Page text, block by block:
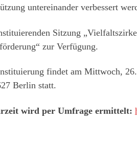
untereinander verbessert
Sitzung
zur Verfügung.
findet am Mittwoch,
Berlin statt.
wird per Umfrage ermittelt: